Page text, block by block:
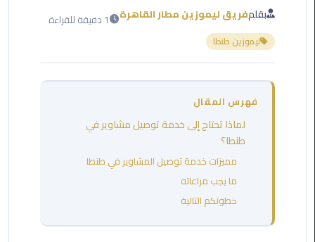
العرب
ليموزين
مرسي
بقلمفريق ليموزين مطار القاهرة 1 دقيقة للقراءة
ليموزين طنطا
فهرس المقال
لماذا تحتاج إلى خدمة توصيل مشاوير في
طنطا؟
مميزات خدمة توصيل المشاوير في طنطا
ما يجب مراعاته
خطوتكم التالية